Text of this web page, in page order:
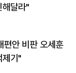
달라"
안 비판 오세훈
기"